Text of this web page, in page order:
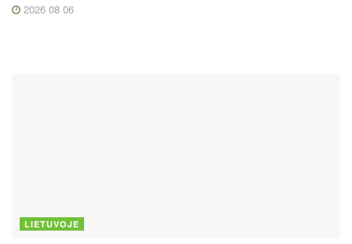
2026 08 06
LIETUVOJE